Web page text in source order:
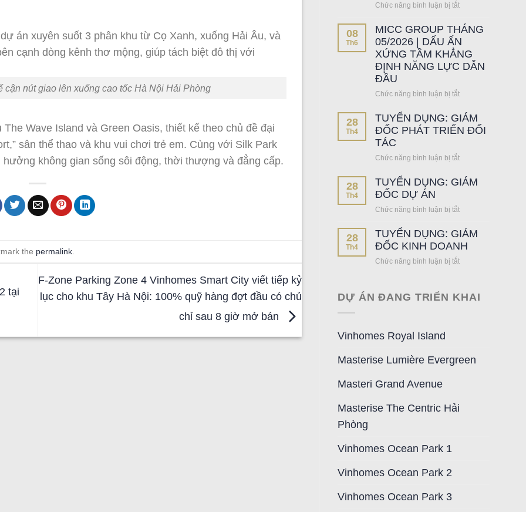
cận nút giao lên xuống cao tốc Hà Nội Hải Phòng
Wave Island và Green Oasis, thiết kế theo chủ đề đại
sân thể thao và khu vui chơi trẻ em. Cùng với Silk Park
không gian sống sôi động, thời thượng và đẳng cấp.
the permalink
tại
F-Zone Parking Zone 4 Vinhomes Smart City viết tiếp kỷ
lục cho khu Tây Hà Nội: 100% quỹ hàng đợt đầu có chủ
chỉ sau 8 giờ mở bán
BOUTIQUE
HOME:
MICC
GROUP
Chức năng bình luận bị tắt
GROUP
CHÍNH
THỨC
TRỞ
THÀNH
PHÂN
PHỐI
–
08
Th6
MICC GROUP THÁNG
05/2026 | DẤU ẤN
XỨNG TẦM KHẲNG
ĐỊNH NĂNG LỰC DẪN
ĐẦU
Chức năng bình luận bị tắt
GROUP
THÁNG
XỨNG
NĂNG
LỰC
DẪN
28
Th4
TUYỂN DỤNG: GIÁM
ĐỐC PHÁT TRIỂN ĐỐI
TÁC
Chức năng bình luận bị tắt
DỤNG:
ĐỐI
TÁC
28
Th4
TUYỂN DỤNG: GIÁM
ĐỐC DỰ ÁN
Chức năng bình luận bị tắt
DỤNG:
GIÁM
28
Th4
TUYỂN DỤNG: GIÁM
ĐỐC KINH DOANH
Chức năng bình luận bị tắt
GIÁM
DỰ ÁN ĐANG TRIỂN KHAI
Vinhomes Royal Island
Masterise Lumière Evergreen
Masteri Grand Avenue
Masterise The Centric Hải
Phòng
Vinhomes Ocean Park 1
Vinhomes Ocean Park 2
Vinhomes Ocean Park 3